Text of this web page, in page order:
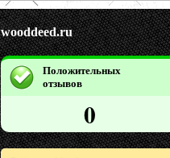
wooddeed.ru
Положительных
отзывов
0